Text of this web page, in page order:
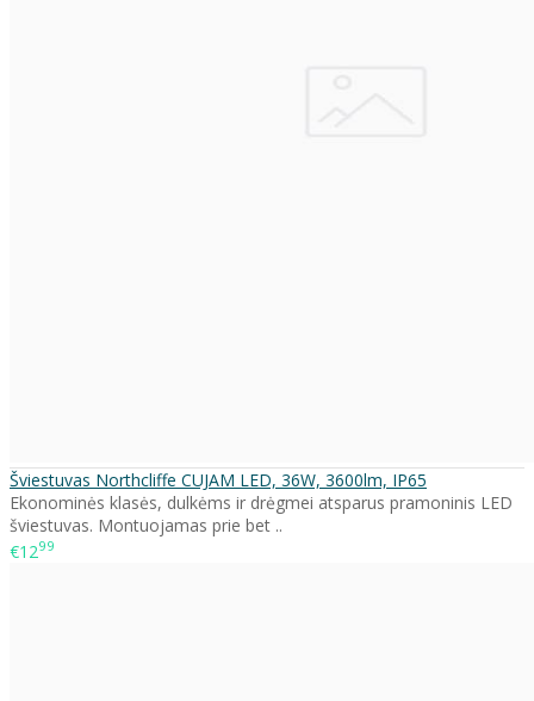
Šviestuvas Northcliffe CUJAM LED, 36W, 3600lm, IP65
Ekonominės klasės, dulkėms ir drėgmei atsparus pramoninis LED
šviestuvas. Montuojamas prie bet ..
€1299